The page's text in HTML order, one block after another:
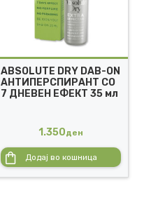
ABSOLUTE DRY DAB-ON
АНТИПЕРСПИРАНТ СО
7 ДНЕВЕН ЕФЕКТ 35 мл
1.350ден
Додај во кошница